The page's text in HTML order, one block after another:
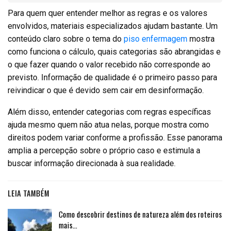
Para quem quer entender melhor as regras e os valores
envolvidos, materiais especializados ajudam bastante. Um
conteúdo claro sobre o tema do piso enfermagem mostra
como funciona o cálculo, quais categorias são abrangidas e
o que fazer quando o valor recebido não corresponde ao
previsto. Informação de qualidade é o primeiro passo para
reivindicar o que é devido sem cair em desinformação.
Além disso, entender categorias com regras específicas
ajuda mesmo quem não atua nelas, porque mostra como
direitos podem variar conforme a profissão. Esse panorama
amplia a percepção sobre o próprio caso e estimula a
buscar informação direcionada à sua realidade.
LEIA TAMBÉM
Como descobrir destinos de natureza além dos roteiros
mais…